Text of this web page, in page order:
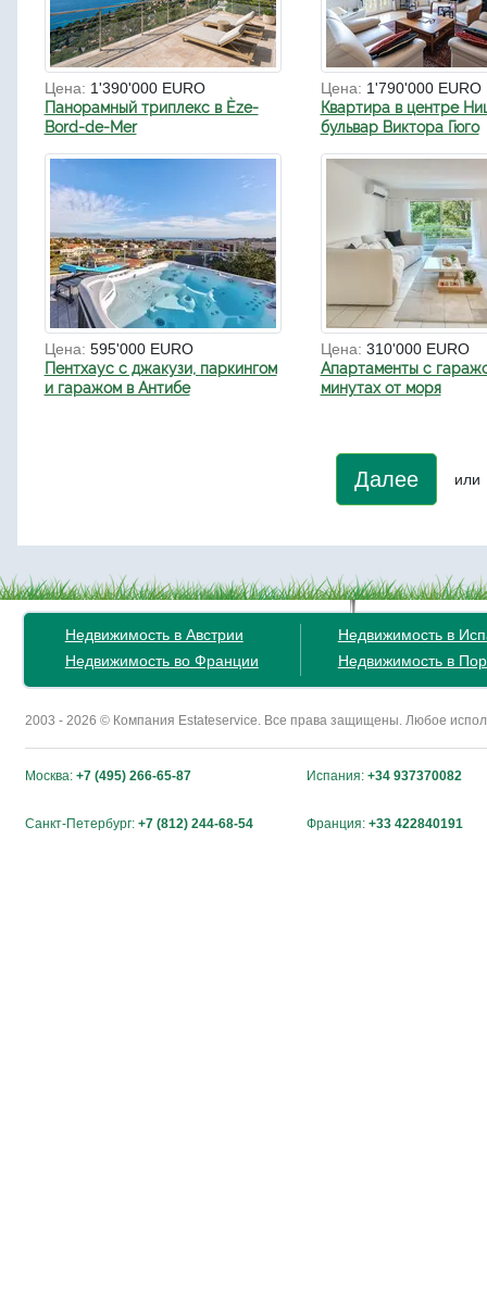
Цена: 1'390'000 EURO
Панорамный триплекс в Èze-
Bord-de-Mer
Цена: 1'790'000 EURO
Квартира в центре
бульвар Виктора Гюго
Цена: 595'000 EURO
Пентхаус с джакузи, паркингом
и гаражом в Антибе
Цена: 310'000 EURO
Апартаменты с
минутах от моря
Далее или
Недвижимость в Австрии
Недвижимость во Франции
Недвижимость в
Недвижимость в
2003 - 2026 © Компания Estateservice. Все права защищены. Любое
Москва: +7 (495) 266-65-87 Испания: +34 937370082
Санкт-Петербург: +7 (812) 244-68-54 Франция: +33 422840191